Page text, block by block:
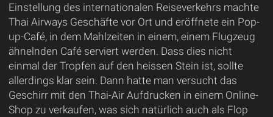
Einstellung des internationalen Reiseverkehrs machte
Thai Airways Geschäfte vor Ort und eröffnete ein Pop-
up-Café, in dem Mahlzeiten in einem, einem Flugzeug
ähnelnden Café serviert werden. Dass dies nicht
einmal der Tropfen auf den heissen Stein ist, sollte
allerdings klar sein. Dann hatte man versucht das
Geschirr mit den Thai-Air Aufdrucken in einem Online-
Shop zu verkaufen, was sich natürlich auch als Flop